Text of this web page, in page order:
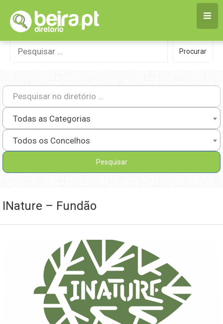
content
Procurar
por:
Procurar
Todas as Categorias
Todos os Concelhos
INature – Fundão